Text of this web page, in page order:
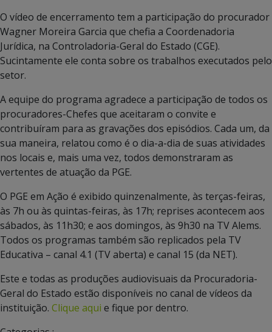
O vídeo de encerramento tem a participação do procurador
Wagner Moreira Garcia que chefia a Coordenadoria
Jurídica, na Controladoria-Geral do Estado (CGE).
Sucintamente ele conta sobre os trabalhos executados pelo
setor.
A equipe do programa agradece a participação de todos os
procuradores-Chefes que aceitaram o convite e
contribuíram para as gravações dos episódios. Cada um, da
sua maneira, relatou como é o dia-a-dia de suas atividades
nos locais e, mais uma vez, todos demonstraram as
vertentes de atuação da PGE.
O PGE em Ação é exibido quinzenalmente, às terças-feiras,
às 7h ou às quintas-feiras, às 17h; reprises acontecem aos
sábados, às 11h30; e aos domingos, às 9h30 na TV Alems.
Todos os programas também são replicados pela TV
Educativa – canal 4.1 (TV aberta) e canal 15 (da NET).
Este e todas as produções audiovisuais da Procuradoria-
Geral do Estado estão disponíveis no canal de vídeos da
instituição. Clique aqui e fique por dentro.